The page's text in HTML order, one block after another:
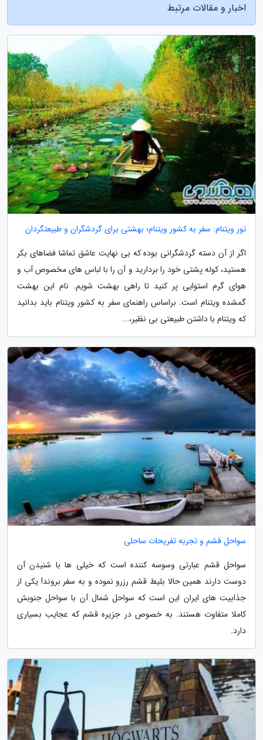
اخبار و مقالات مرتبط
تور ویتنام: سفر به کشور ویتنام؛ بهشتی برای گردشگران و طبیعتگردان
اگر از آن دسته گردشگرانی بوده که بی نهایت عاشق تماشا فضاهای بکر
هستید، کوله پشتی خود را بردارید و آن را با لباس های مخصوص آب و
هوای گرم استوایی پر کنید تا راهی بهشت شویم. نام این بهشت
گمشده ویتنام است. براساس راهنمای سفر به کشور ویتنام باید بدانید
که ویتنام با داشتن طبیعتی بی نظیر،...
سواحل قشم و تجربه تفریحات ساحلی
سواحل قشم عبارتی وسوسه کننده است که خیلی ها با شنیدن آن
دوست دارند همین حالا بلیط قشم رزرو نموده و به سفر بروند! یکی از
جذابیت های ایران این است که سواحل شمال آن با سواحل جنوبش
کاملا متفاوت هستند. به خصوص در جزیره قشم که عجایب بسیاری
دارد.